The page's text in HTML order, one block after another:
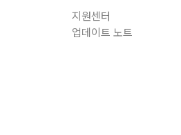
지원센터
업데이트 노트